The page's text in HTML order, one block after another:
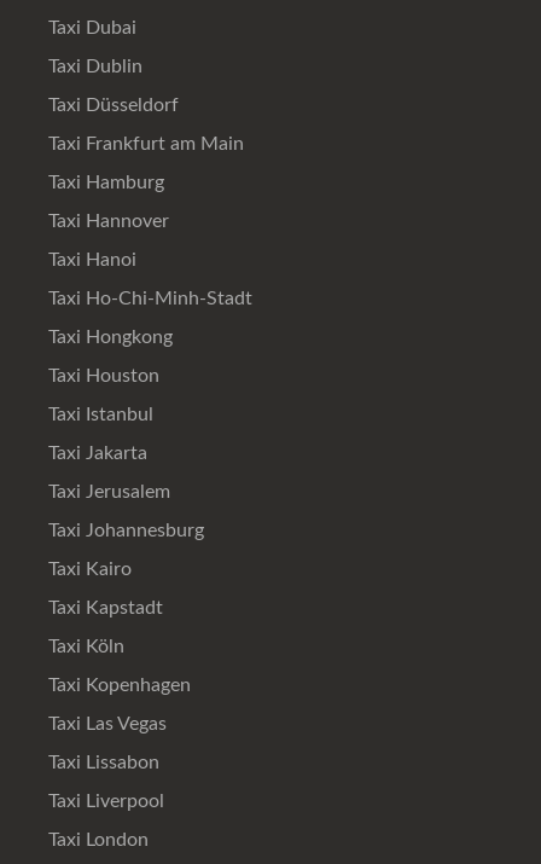
Taxi Dubai
Taxi Dublin
Taxi Düsseldorf
Taxi Frankfurt am Main
Taxi Hamburg
Taxi Hannover
Taxi Hanoi
Taxi Ho-Chi-Minh-Stadt
Taxi Hongkong
Taxi Houston
Taxi Istanbul
Taxi Jakarta
Taxi Jerusalem
Taxi Johannesburg
Taxi Kairo
Taxi Kapstadt
Taxi Köln
Taxi Kopenhagen
Taxi Las Vegas
Taxi Lissabon
Taxi Liverpool
Taxi London